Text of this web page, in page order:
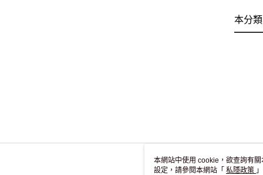
本分
本網站中使用 cookie，欲查詢有
設定，請參閱本網站「 私隱政策